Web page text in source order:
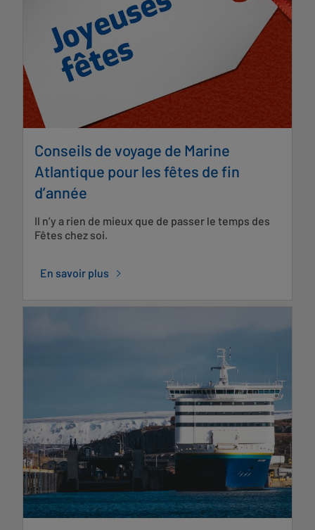
Conseils de voyage de Marine
Atlantique pour les fêtes de fin
d’année
Il n’y a rien de mieux que de passer le temps des
Fêtes chez soi.
En savoir plus